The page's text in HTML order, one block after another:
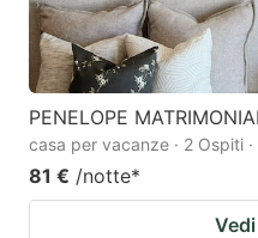
PENELOPE
casa per vacanze · 2 Ospiti
81 € /notte*